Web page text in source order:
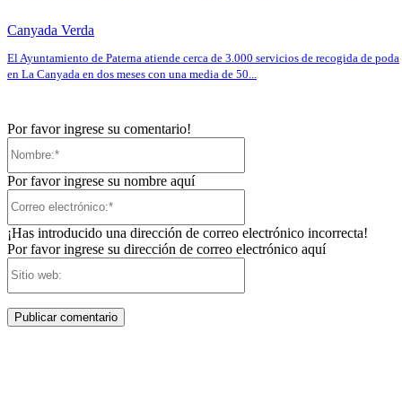
Canyada Verda
El Ayuntamiento de Paterna atiende cerca de 3.000 servicios de recogida de poda
en La Canyada en dos meses con una media de 50...
Por favor ingrese su comentario!
Por favor ingrese su nombre aquí
¡Has introducido una dirección de correo electrónico incorrecta!
Por favor ingrese su dirección de correo electrónico aquí